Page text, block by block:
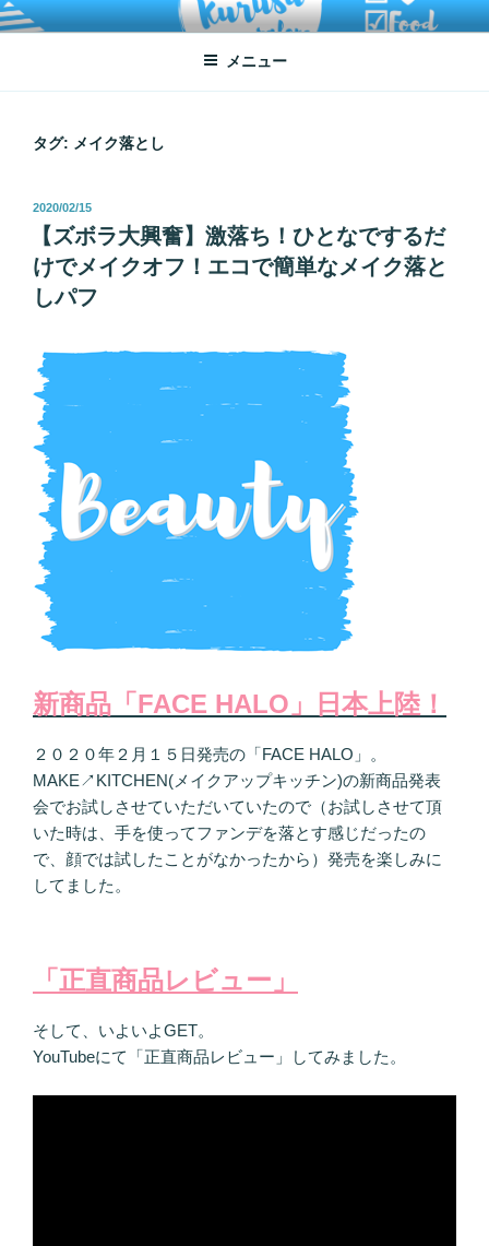
コ
ン
ン
ATSUKO KURUSU SALONE
written by Atsuko Kurusu
メニュー
タグ: メイク落とし
投
日:
2020/02/15
【ズボラ大興奮】激落ち！ひとなでするだ
けでメイクオフ！エコで簡単なメイク落と
しパフ
新商品「FACE HALO」日本上陸！
２０２０年２月１５日発売の「FACE HALO」。
MAKE↗KITCHEN(メイクアップキッチン)の新商品発表
会でお試しさせていただいていたので（お試しさせて頂
いた時は、手を使ってファンデを落とす感じだったの
で、顔では試したことがなかったから）発売を楽しみに
してました。
「正直商品レビュー」
そして、いよいよGET。
YouTubeにて「正直商品レビュー」してみました。